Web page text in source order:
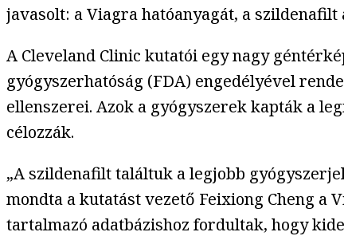
javasolt: a Viagra hatóanyagát, a
A Cleveland Clinic kutatói egy nagy
gyógyszerhatóság (FDA) engedélyével
ellenszerei. Azok a gyógyszerek kapták a
célozzák.
„A szildenafilt találtuk a legjobb
mondta a kutatást vezető Feixiong Cheng a
tartalmazó adatbázishoz fordultak, hogy